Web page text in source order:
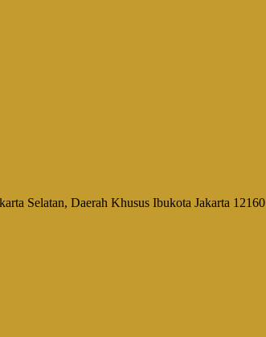
Selatan, Daerah Khusus Ibukota Jakarta 12160